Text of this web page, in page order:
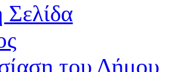
Σελίδα
του Δήμου